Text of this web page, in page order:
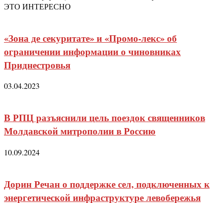
ЭТО ИНТЕРЕСНО
«Зона де секуритате» и «Промо-лекс» об
ограничении информации о чиновниках
Приднестровья
03.04.2023
В РПЦ разъяснили цель поездок священников
Молдавской митрополии в Россию
10.09.2024
Дорин Речан о поддержке сел, подключенных к
энергетической инфраструктуре левобережья